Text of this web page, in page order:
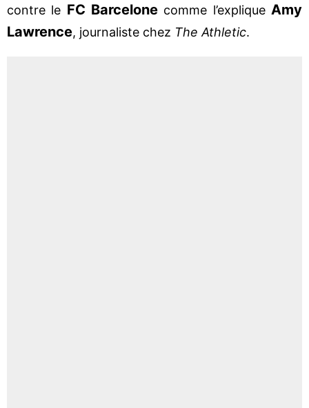
contre le FC Barcelone comme l’explique Amy
Lawrence, journaliste chez The Athletic.